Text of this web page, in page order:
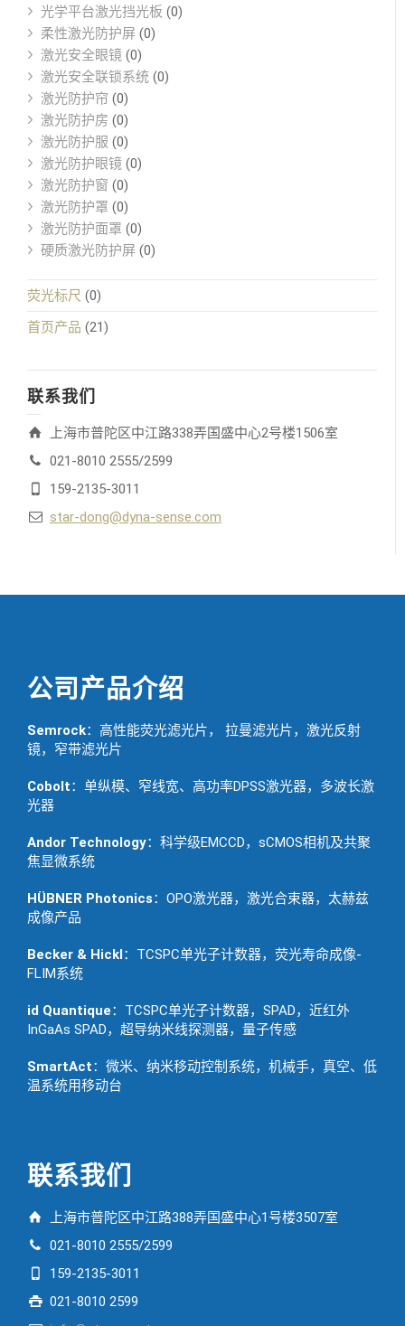
光学平台激光挡光板 (0)
柔性激光防护屏 (0)
激光安全眼镜 (0)
激光安全联锁系统 (0)
激光防护帘 (0)
激光防护房 (0)
激光防护服 (0)
激光防护眼镜 (0)
激光防护窗 (0)
激光防护罩 (0)
激光防护面罩 (0)
硬质激光防护屏 (0)
荧光标尺 (0)
首页产品 (21)
联系我们
上海市普陀区中江路338弄国盛中心2号楼1506室
021-8010 2555/2599
159-2135-3011
star-dong@dyna-sense.com
公司产品介绍
Semrock：高性能荧光滤光片， 拉曼滤光片，激光反射
镜，窄带滤光片
Cobolt：单纵模、窄线宽、高功率DPSS激光器，多波长激
光器
Andor Technology：科学级EMCCD，sCMOS相机及共聚
焦显微系统
HÜBNER Photonics：OPO激光器，激光合束器，太赫兹
成像产品
Becker & Hickl：TCSPC单光子计数器，荧光寿命成像-
FLIM系统
id Quantique：TCSPC单光子计数器，SPAD，近红外
InGaAs SPAD，超导纳米线探测器，量子传感
SmartAct：微米、纳米移动控制系统，机械手，真空、低
温系统用移动台
联系我们
上海市普陀区中江路388弄国盛中心1号楼3507室
021-8010 2555/2599
159-2135-3011
021-8010 2599